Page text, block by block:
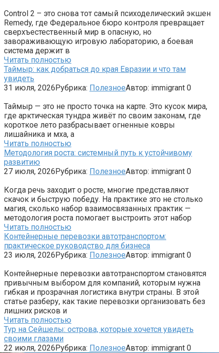
Control 2 – это снова тот самый психоделический экшен
Remedy, где Федеральное бюро контроля превращает
сверхъестественный мир в опасную, но
завораживающую игровую лабораторию, а боевая
система держит в
Читать полностью
Таймыр: как добраться до края Евразии и что там
увидеть
31 июля, 2026Рубрика: ПолезноеАвтор: immigrant 0
Таймыр — это не просто точка на карте. Это кусок мира,
где арктическая тундра живёт по своим законам, где
короткое лето разбрасывает огненные ковры
лишайника и мха, а
Читать полностью
Методология роста: системный путь к устойчивому
развитию
27 июля, 2026Рубрика: ПолезноеАвтор: immigrant 0
Когда речь заходит о росте, многие представляют
скачок и быструю победу. На практике это не столько
магия, сколько набор взаимосвязанных практик —
методология роста помогает выстроить этот набор
Читать полностью
Контейнерные перевозки автотранспортом:
практическое руководство для бизнеса
23 июля, 2026Рубрика: ПолезноеАвтор: immigrant 0
Контейнерные перевозки автотранспортом становятся
привычным выбором для компаний, которым нужна
гибкая и прозрачная логистика внутри страны. В этой
статье разберу, как такие перевозки организовать без
лишних рисков и
Читать полностью
Тур на Сейшелы: острова, которые хочется увидеть
своими глазами
22 июля, 2026Рубрика: ПолезноеАвтор: immigrant 0